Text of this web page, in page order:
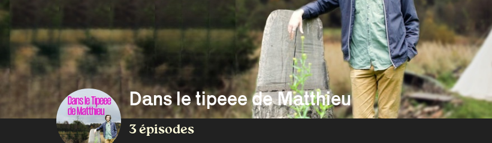
Dans le tipeee de Matthieu
3 épisodes